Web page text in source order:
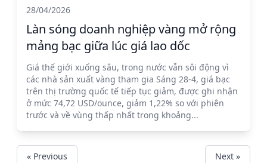
28/04/2026
Làn sóng doanh nghiệp vàng mở rộng
mảng bạc giữa lúc giá lao dốc
Giá thế giới xuống sâu, trong nước vẫn sôi động vì
các nhà sản xuất vàng tham gia Sáng 28-4, giá bạc
trên thị trường quốc tế tiếp tục giảm, được ghi nhận
ở mức 74,72 USD/ounce, giảm 1,22% so với phiên
trước và về vùng thấp nhất trong khoảng...
« Previous Next »